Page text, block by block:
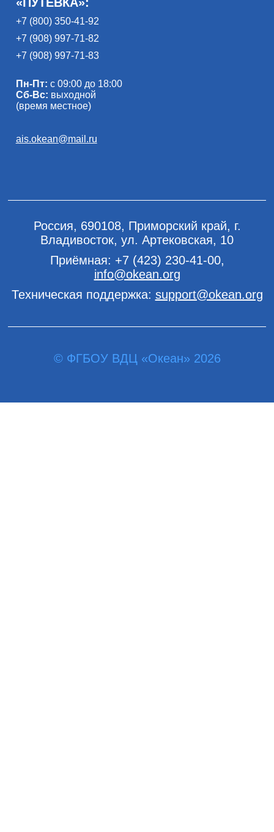
+7 (800) 350-41-92
+7 (908) 997-71-82
+7 (908) 997-71-83
Пн-Пт: с 09:00 до 18:00
Сб-Вс: выходной
(время местное)
ais.okean@mail.ru
Россия, 690108, Приморский край, г.
Владивосток, ул. Артековская, 10
Приёмная: +7 (423) 230-41-00,
info@okean.org
Техническая поддержка: support@okean.org
© ФГБОУ ВДЦ «Океан» 2026